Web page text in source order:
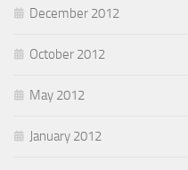
December 2012
October 2012
May 2012
January 2012